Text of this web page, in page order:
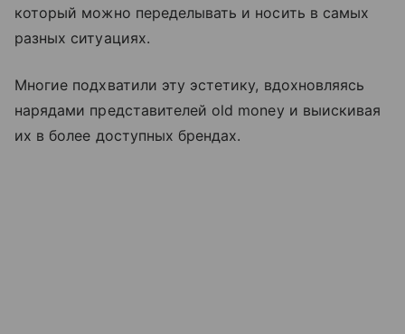
который можно переделывать и носить в самых
разных ситуациях.
Многие подхватили эту эстетику, вдохновляясь
нарядами представителей old money и выискивая
их в более доступных брендах.